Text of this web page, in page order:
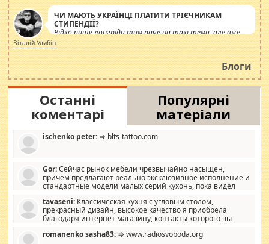
ЧИ МАЮТЬ УКРАЇНЦІ ПЛАТИТИ ТРІЄЧНИКАМ
СТИПЕНДІЇ?
Рідко пишу лонгріди тим паче на такі теми, але вже
просто дістало! Обурюють сьогоднішні інсенуації
навколо стипендіального питання. Штучно
роздувається ще одна соціальна катастрофа.
Віталій Улибін
Блоги
Останні
коментарі
Популярні
матеріали
ischenko peter: ⇒ blts-tattoo.com
Gor:Сейчас рынок мебели чрезвычайно насыщен,
причем предлагают реально эксклюзивное исполнение и
стандартные модели малых серий кухонь, пока видел
стандартные формы, в MebelOk, креативненько и что главное -
со вкусом все в порядке, без ненужных наворотов удорожающих
мебель, а это не последний фактор.
tavaseni: Классическая кухня с угловым столом,
прекрасный дизайн, высокое качество я приобрела
благодаря интернет магазину, контакты которого вы
romanenko sasha83: ⇒ www.radiosvoboda.org